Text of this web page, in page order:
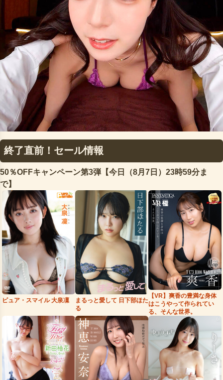
終了直前！セール情報
50％OFFキャンペーン第3弾【今日（8月7日）23時59分ま
で】
ピュア・スマイル 大泉凜
まるっと愛して 日下部ほた
る
【VR】爽香の豊満な身体
はこうやって作られてい
る、そんな世界。